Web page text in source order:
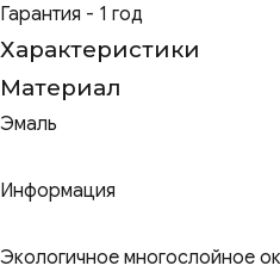
Гарантия - 1 год
Характеристики
Материал
Эмаль
Информация
Экологичное многослойное